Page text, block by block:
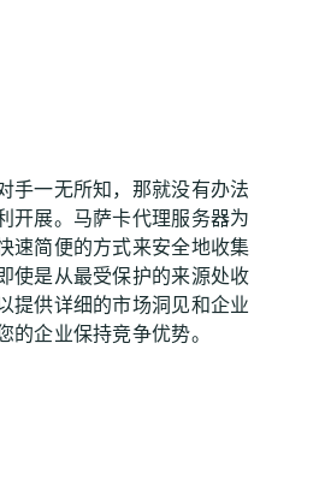
手一无所知，那就没有办法
开展。马萨卡代理服务器为
速简便的方式来安全地收集
使是从最受保护的来源处收
提供详细的市场洞见和企业
的企业保持竞争优势。